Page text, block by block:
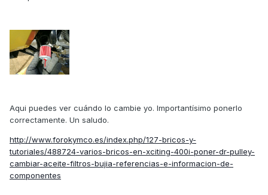
Aqui puedes ver cuándo lo cambie yo. Importantísimo ponerlo
correctamente. Un saludo.
http://www.forokymco.es/index.php/127-bricos-y-
tutoriales/488724-varios-bricos-en-xciting-400i-poner-dr-pulley-
cambiar-aceite-filtros-bujia-referencias-e-informacion-de-
componentes